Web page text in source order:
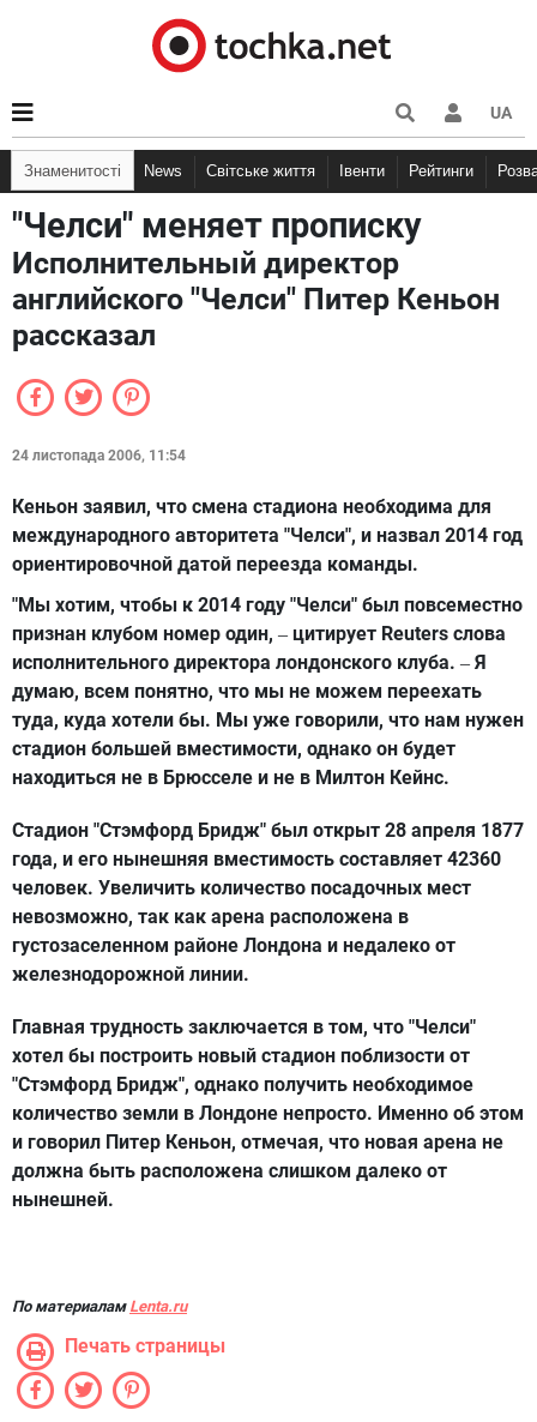
UA
Знаменитості News Світське життя Івенти Рейтинги
"Челси" меняет прописку
Исполнительный директор
английского "Челси" Питер Кеньон
рассказал
24 листопада 2006, 11:54
Кеньон заявил, что смена стадиона необходима для
международного авторитета "Челси", и назвал 2014 год
ориентировочной датой переезда команды.
"Мы хотим, чтобы к 2014 году "Челси" был повсеместно
признан клубом номер один, – цитирует Reuters слова
исполнительного директора лондонского клуба. – Я
думаю, всем понятно, что мы не можем переехать
туда, куда хотели бы. Мы уже говорили, что нам нужен
стадион большей вместимости, однако он будет
находиться не в Брюсселе и не в Милтон Кейнс.
Стадион "Стэмфорд Бридж" был открыт 28 апреля 1877
года, и его нынешняя вместимость составляет 42360
человек. Увеличить количество посадочных мест
невозможно, так как арена расположена в
густозаселенном районе Лондона и недалеко от
железнодорожной линии.
Главная трудность заключается в том, что "Челси"
хотел бы построить новый стадион поблизости от
"Стэмфорд Бридж", однако получить необходимое
количество земли в Лондоне непросто. Именно об этом
и говорил Питер Кеньон, отмечая, что новая арена не
должна быть расположена слишком далеко от
нынешней.
По материалам Lenta.ru
Печать страницы